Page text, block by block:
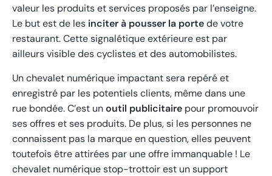
valeur les produits et services proposés par l’enseigne.
Le but est de les inciter à pousser la portede votre
restaurant. Cette signalétique extérieure est par
ailleurs visible des cyclistes et des automobilistes.
Un chevalet numérique impactant sera repéré et
enregistré par les potentiels clients, même dans une
rue bondée. C’est unoutil publicitaire pour promouvoir
ses offres et ses produits. De plus, si les personnes ne
connaissent pas la marque en question, elles peuvent
toutefois être attirées par une offre immanquable ! Le
chevalet numérique stop-trottoir est un support